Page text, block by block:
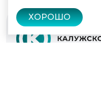
ХОРОШО